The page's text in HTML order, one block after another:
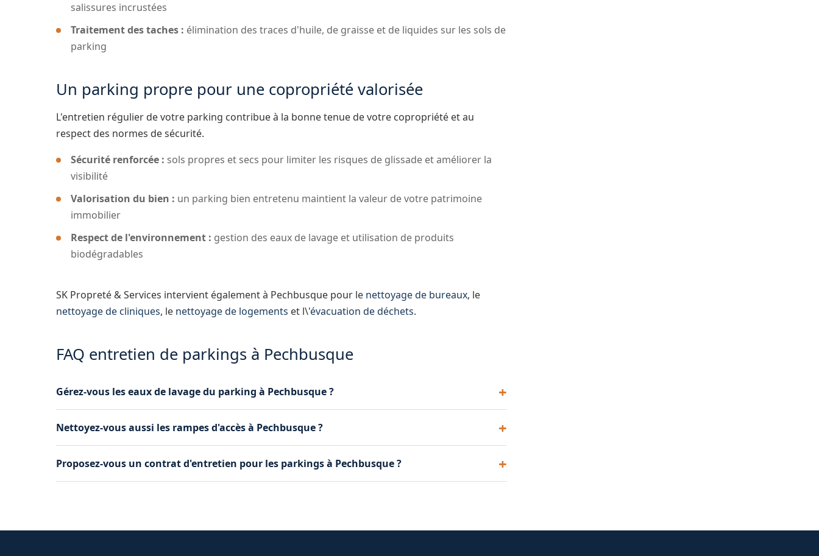
salissures incrustées
Traitement des taches : élimination des traces d'huile, de graisse et de liquides sur les sols de
parking
Un parking propre pour une copropriété valorisée
L'entretien régulier de votre parking contribue à la bonne tenue de votre copropriété et au
respect des normes de sécurité.
Sécurité renforcée : sols propres et secs pour limiter les risques de glissade et améliorer la
visibilité
Valorisation du bien : un parking bien entretenu maintient la valeur de votre patrimoine
immobilier
Respect de l'environnement : gestion des eaux de lavage et utilisation de produits
biodégradables
SK Propreté & Services intervient également à Pechbusque pour le nettoyage de bureaux, le
nettoyage de cliniques, le nettoyage de logements et l\'évacuation de déchets.
FAQ entretien de parkings à Pechbusque
Gérez-vous les eaux de lavage du parking à Pechbusque ?
conformément à la réglementation à Pechbusque.
Nettoyez-vous aussi les rampes d'accès à Pechbusque ?
prestation complète à Pechbusque.
Proposez-vous un contrat d'entretien pour les parkings à Pechbusque ?